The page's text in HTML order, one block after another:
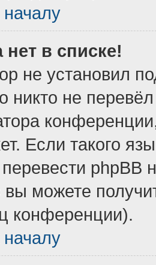
началу
в списке!
не установил
никто не
Если такого
phpBB
можете
конференции).
началу